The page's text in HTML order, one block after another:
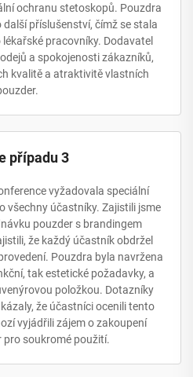
ochranu stetoskopů. Pouzdra
příslušenství, čímž se stala
pracovníky. Dodavatel
a spokojenosti zákazníků,
kvalitě a atraktivitě vlastních
případu 3
vyžadovala speciální
všechny účastníky. Zajistili jsme
pouzder s brandingem
že každý účastník obdržel
Pouzdra byla navržena
tak estetické požadavky, a
položkou. Dotazníky
že účastníci ocenili tento
vyjádřili zájem o zakoupení
pro soukromé použití.